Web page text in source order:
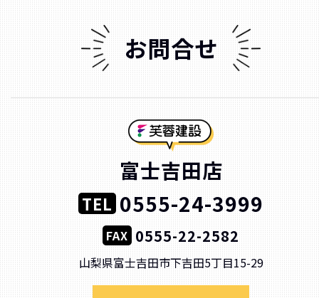
お問合せ
富士吉田店
TEL 0555-24-3999
FAX 0555-22-2582
山梨県富士吉田市下吉田5丁目15-29